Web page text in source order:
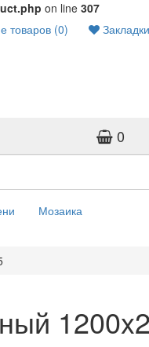
on line 307
товаров (0)
0
Мозаика